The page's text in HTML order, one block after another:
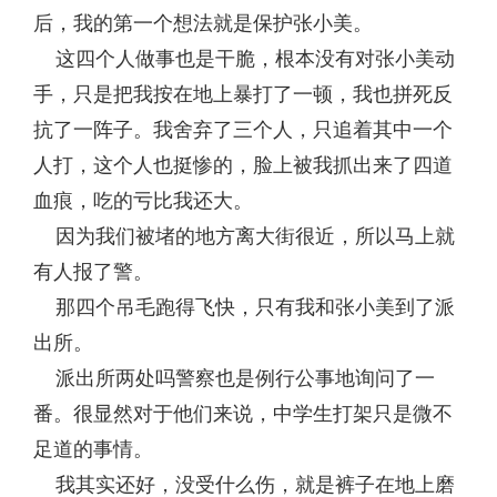
后，我的第一个想法就是保护张小美。
这四个人做事也是干脆，根本没有对张小美动
手，只是把我按在地上暴打了一顿，我也拼死反
抗了一阵子。我舍弃了三个人，只追着其中一个
人打，这个人也挺惨的，脸上被我抓出来了四道
血痕，吃的亏比我还大。
因为我们被堵的地方离大街很近，所以马上就
有人报了警。
那四个吊毛跑得飞快，只有我和张小美到了派
出所。
派出所两处吗警察也是例行公事地询问了一
番。很显然对于他们来说，中学生打架只是微不
足道的事情。
我其实还好，没受什么伤，就是裤子在地上磨